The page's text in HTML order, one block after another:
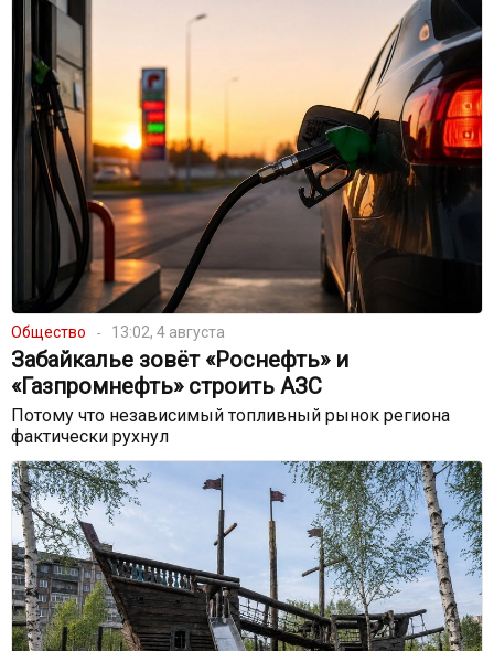
Общество 13:02, 4 августа
Забайкалье зовёт «Роснефть» и
«Газпромнефть» строить АЗС
Потому что независимый топливный рынок региона
фактически рухнул